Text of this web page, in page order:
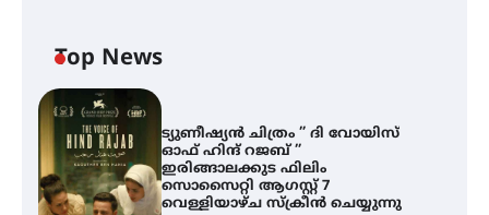
Top News
ട്യുണീഷ്യൻ ചിത്രം ” ദി വോയിസ്
ഓഫ് ഹിന്ദ് റജബ് ”
ഇരിങ്ങാലക്കുട ഫിലിം
സൊസൈറ്റി ആഗസ്റ്റ് 7
വെള്ളിയാഴ്ച സ്‌ക്രീൻ ചെയ്യുന്നു